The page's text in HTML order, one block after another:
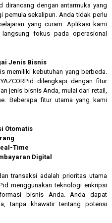
dirancang dengan antarmuka yang
pemula sekalipun. Anda tidak perlu
yang curam. Aplikasi kami
fokus pada operasional
Jenis Bisnis
memiliki kebutuhan yang berbeda.
dilengkapi dengan fitur
jenis bisnis Anda, mulai dari retail,
Beberapa fitur utama yang kami
Otomatis
Time
Digital
transaksi adalah prioritas utama
menggunakan teknologi enkripsi
bisnis Anda. Anda dapat
tanpa khawatir tentang potensi